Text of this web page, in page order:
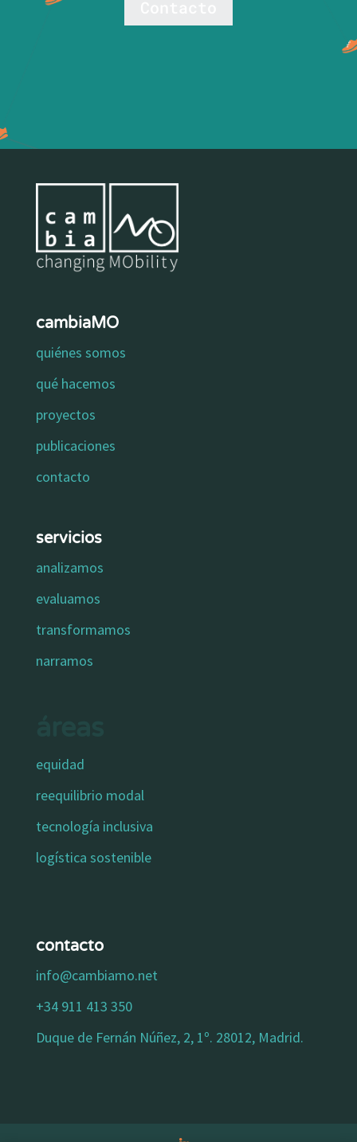
cambiaMO
quiénes somos
qué hacemos
proyectos
publicaciones
contacto
servicios
analizamos
evaluamos
transformamos
narramos
equidad
reequilibrio modal
tecnología inclusiva
logística sostenible
contacto
info@cambiamo.net
+34 911 413 350
Duque de Fernán Núñez, 2, 1º. 28012, Madrid.